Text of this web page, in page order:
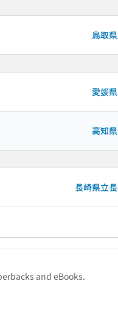
鳥取
愛媛
高知
長崎県立
and eBooks.